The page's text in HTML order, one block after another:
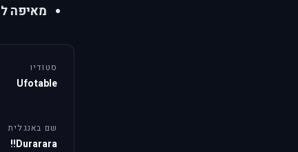
מאיפה
סטודיו
Ufotable
שם באנגלית
Durarara!!